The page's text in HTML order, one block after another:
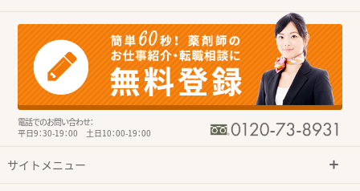
電話でのお問い合わせ：
平日9：30-19：00 土日10：00-19：00
サイトメニュー